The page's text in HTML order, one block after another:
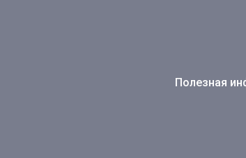
Полезная